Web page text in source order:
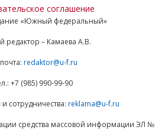
соглашение
«Южный федеральный»
редактор – Камаева А.В.
redaktor@u-f.ru
+7 (985) 990-99-90
сотрудничества: reklama@u-f.ru
средства массовой информации ЭЛ №